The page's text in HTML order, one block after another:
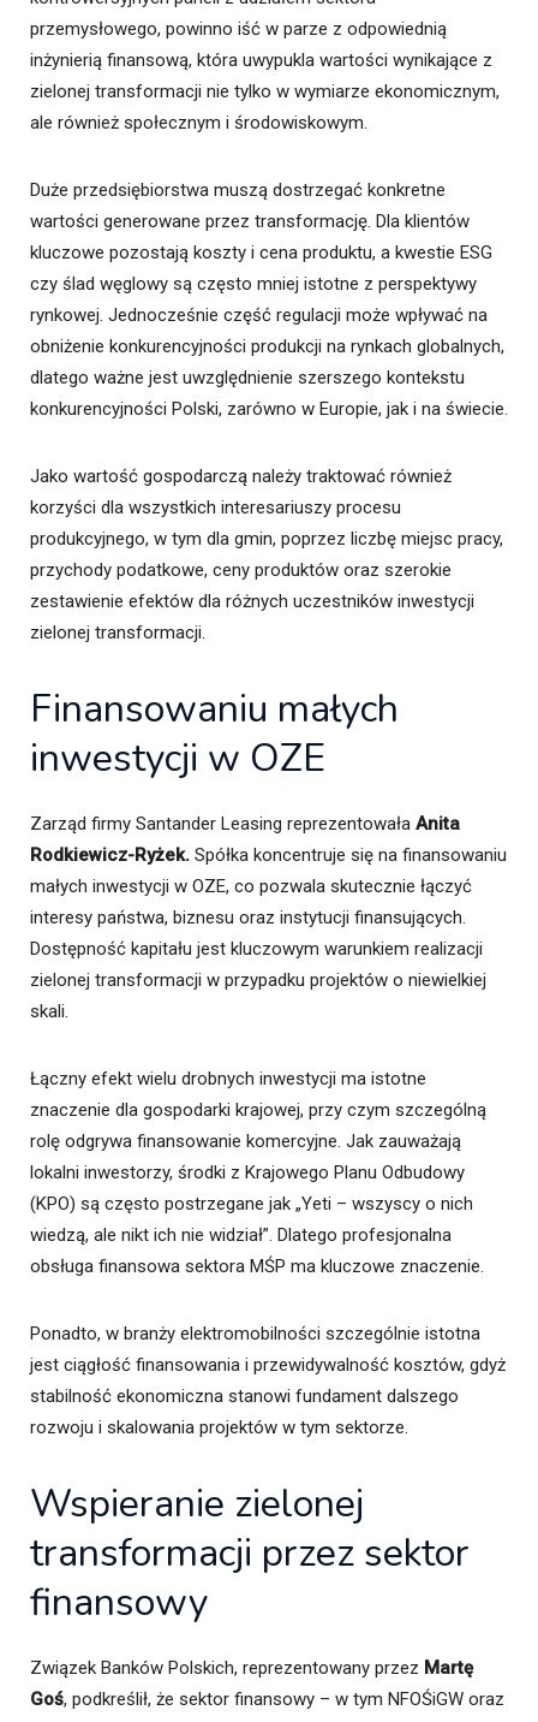
przemysłowego, powinno iść w parze z odpowiednią
inżynierią finansową, która uwypukla wartości wynikające z
zielonej transformacji nie tylko w wymiarze ekonomicznym,
ale również społecznym i środowiskowym.
Duże przedsiębiorstwa muszą dostrzegać konkretne
wartości generowane przez transformację. Dla klientów
kluczowe pozostają koszty i cena produktu, a kwestie ESG
czy ślad węglowy są często mniej istotne z perspektywy
rynkowej. Jednocześnie część regulacji może wpływać na
obniżenie konkurencyjności produkcji na rynkach globalnych,
dlatego ważne jest uwzględnienie szerszego kontekstu
konkurencyjności Polski, zarówno w Europie, jak i na świecie.
Jako wartość gospodarczą należy traktować również
korzyści dla wszystkich interesariuszy procesu
produkcyjnego, w tym dla gmin, poprzez liczbę miejsc pracy,
przychody podatkowe, ceny produktów oraz szerokie
zestawienie efektów dla różnych uczestników inwestycji
zielonej transformacji.
Finansowaniu małych
inwestycji w OZE
Zarząd firmy Santander Leasing reprezentowała Anita
Rodkiewicz-Ryżek. Spółka koncentruje się na finansowaniu
małych inwestycji w OZE, co pozwala skutecznie łączyć
interesy państwa, biznesu oraz instytucji finansujących.
Dostępność kapitału jest kluczowym warunkiem realizacji
zielonej transformacji w przypadku projektów o niewielkiej
skali.
Łączny efekt wielu drobnych inwestycji ma istotne
znaczenie dla gospodarki krajowej, przy czym szczególną
rolę odgrywa finansowanie komercyjne. Jak zauważają
lokalni inwestorzy, środki z Krajowego Planu Odbudowy
(KPO) są często postrzegane jak „Yeti – wszyscy o nich
wiedzą, ale nikt ich nie widział”. Dlatego profesjonalna
obsługa finansowa sektora MŚP ma kluczowe znaczenie.
Ponadto, w branży elektromobilności szczególnie istotna
jest ciągłość finansowania i przewidywalność kosztów, gdyż
stabilność ekonomiczna stanowi fundament dalszego
rozwoju i skalowania projektów w tym sektorze.
Wspieranie zielonej
transformacji przez sektor
finansowy
Związek Banków Polskich, reprezentowany przez Martę
Goś, podkreślił, że sektor finansowy – w tym NFOŚiGW oraz